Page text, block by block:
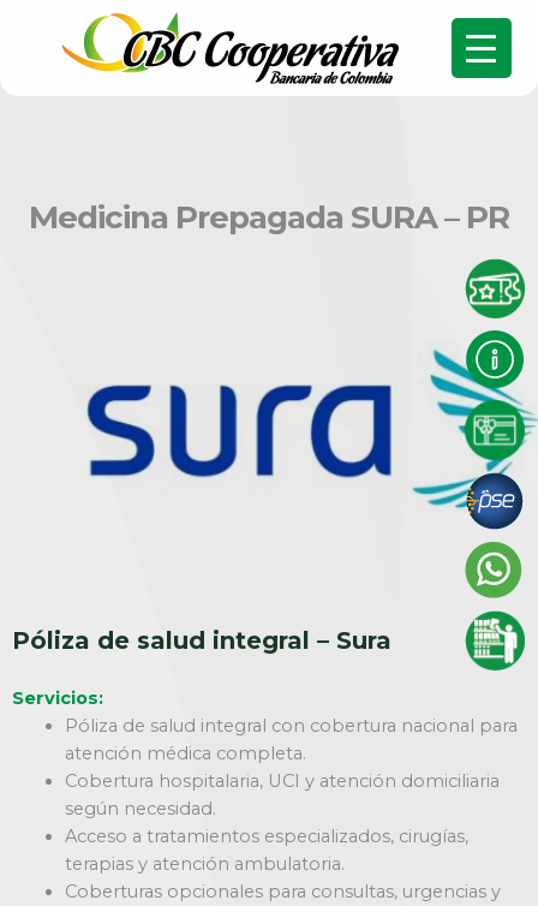
Medicina Prepagada SURA – PR
Póliza de salud integral – Sura
Servicios:
Póliza de salud integral con cobertura nacional para
atención médica completa.
Cobertura hospitalaria, UCI y atención domiciliaria
según necesidad.
Acceso a tratamientos especializados, cirugías,
terapias y atención ambulatoria.
Coberturas opcionales para consultas, urgencias y